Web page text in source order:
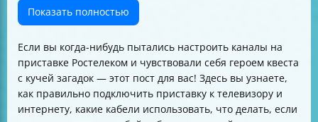
пошаговая инструкция
Какие кабели использовать для подключения
Как правильно подключить приставку к роутеру
Что делать, если на экране не появилась заставка
Подсказки системы после успешного подключения
Почему сайты блокируют доступ при использовании
VPN и как это обойти
Показать полностью
Если вы когда-нибудь пытались настроить каналы на
приставке Ростелеком и чувствовали себя героем квеста
с кучей загадок — этот пост для вас! Здесь вы узнаете,
как правильно подключить приставку к телевизору и
интернету, какие кабели использовать, что делать, если